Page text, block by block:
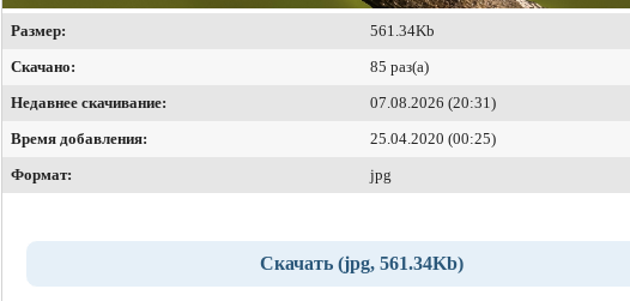
Размер:
561.34Kb
Скачано:
85 раз(а)
Недавнее скачивание:
07.08.2026 (20:31)
Время добавления:
25.04.2020 (00:25)
Формат:
jpg
Скачать (jpg, 561.34Kb)